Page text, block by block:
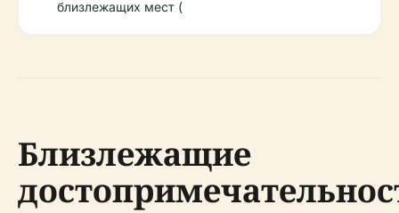
близлежащих мест (
Близлежащие